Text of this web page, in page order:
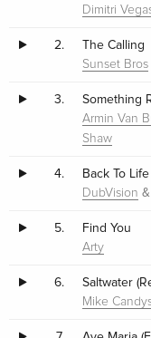
Dimitri
2. The Calling
Sunset Bros
3. Something
Armin Van
Shaw
4. Back To Life
DubVision
5. Find You
Arty
6. Saltwater
Mike